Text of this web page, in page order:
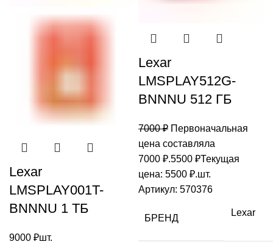
Lexar
LMSPLAY001T-
BNNNU 1 ТБ
9000 ₽шт.
Lexar
LMSPLAY512G-
BNNNU 512 ГБ
7000₽ Первоначальная
цена составляла
7000 ₽.5500 ₽Текущая
цена: 5500 ₽.шт.
Артикул: 570376
БРЕНД
Lexar